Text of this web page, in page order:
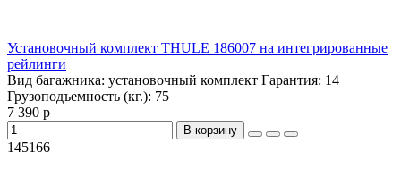
Установочный комплект THULE 186007 на интегрированные
рейлинги
Вид багажника: установочный комплект Гарантия: 14
Грузоподъемность (кг.): 75
7 390 р
В корзину
145166